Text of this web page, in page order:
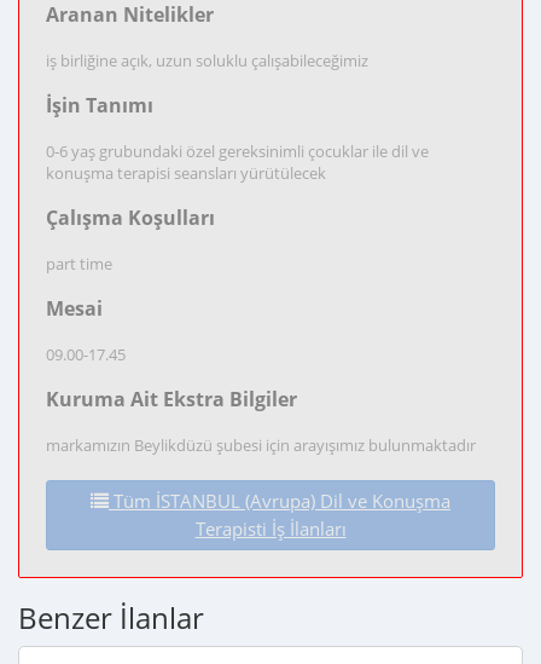
Aranan Nitelikler
iş birliğine açık, uzun soluklu çalışabileceğimiz
İşin Tanımı
0-6 yaş grubundaki özel gereksinimli çocuklar ile dil ve
konuşma terapisi seansları yürütülecek
Çalışma Koşulları
part time
Mesai
09.00-17.45
Kuruma Ait Ekstra Bilgiler
markamızın Beylikdüzü şubesi için arayışımız bulunmaktadır
Tüm İSTANBUL (Avrupa) Dil ve Konuşma
Terapisti İş İlanları
Benzer İlanlar